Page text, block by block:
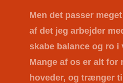
Men det passer
af det jeg arbejder
skabe balance og ro i
Mange af os er alt for
hoveder, og trænger